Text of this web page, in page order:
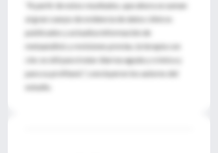
"A partir de estos resultados, que ahora se suman
al gran cuerpo de evidencia de datos clínicos
publicados y actualiza información de
metaanálisis y revisiones previas, la terapia con
cinc es útil para tratar diarrea aguda y crónica y
para su profilaxis", concluyeron los autores del
estudio.